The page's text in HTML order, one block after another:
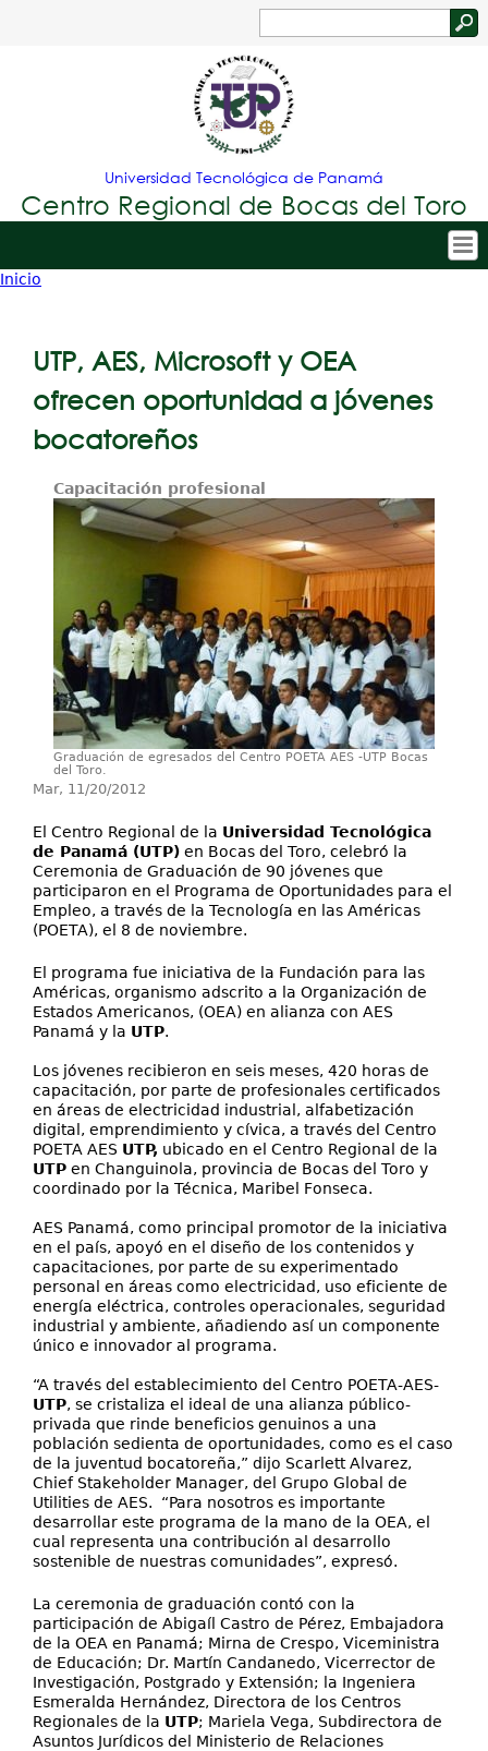
Jump to navigation
de
búsqueda
Universidad Tecnológica de Panamá
Centro Regional de Bocas del Toro
Tropical
Principal
Admisión
Oferta Académica
Proyectos / Extensión
Servicios
Investigación
está
Inicio
UTP, AES, Microsoft y OEA
ofrecen oportunidad a jóvenes
bocatoreños
Capacitación profesional
Graduación de egresados del Centro POETA AES -UTP Bocas
del Toro.
Mar, 11/20/2012
El Centro Regional de la Universidad Tecnológica
de Panamá (UTP) en Bocas del Toro, celebró la
Ceremonia de Graduación de 90 jóvenes que
participaron en el Programa de Oportunidades para el
Empleo, a través de la Tecnología en las Américas
(POETA), el 8 de noviembre.
El programa fue iniciativa de la Fundación para las
Américas, organismo adscrito a la Organización de
Estados Americanos, (OEA) en alianza con AES
Panamá y la UTP.
Los jóvenes recibieron en seis meses, 420 horas de
capacitación, por parte de profesionales certificados
en áreas de electricidad industrial, alfabetización
digital, emprendimiento y cívica, a través del Centro
POETA AES UTP, ubicado en el Centro Regional de la
UTP en Changuinola, provincia de Bocas del Toro y
coordinado por la Técnica, Maribel Fonseca.
AES Panamá, como principal promotor de la iniciativa
en el país, apoyó en el diseño de los contenidos y
capacitaciones, por parte de su experimentado
personal en áreas como electricidad, uso eficiente de
energía eléctrica, controles operacionales, seguridad
industrial y ambiente, añadiendo así un componente
único e innovador al programa.
“A través del establecimiento del Centro POETA-AES-
UTP, se cristaliza el ideal de una alianza público-
privada que rinde beneficios genuinos a una
población sedienta de oportunidades, como es el caso
de la juventud bocatoreña,” dijo Scarlett Alvarez,
Chief Stakeholder Manager, del Grupo Global de
Utilities de AES. “Para nosotros es importante
desarrollar este programa de la mano de la OEA, el
cual representa una contribución al desarrollo
sostenible de nuestras comunidades”, expresó.
La ceremonia de graduación contó con la
participación de Abigaíl Castro de Pérez, Embajadora
de la OEA en Panamá; Mirna de Crespo, Viceministra
de Educación; Dr. Martín Candanedo, Vicerrector de
Investigación, Postgrado y Extensión; la Ingeniera
Esmeralda Hernández, Directora de los Centros
Regionales de la UTP; Mariela Vega, Subdirectora de
Asuntos Jurídicos del Ministerio de Relaciones